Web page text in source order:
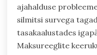
ajahalduse
silmitsi survega
tasakaalustades
Maksureeglite